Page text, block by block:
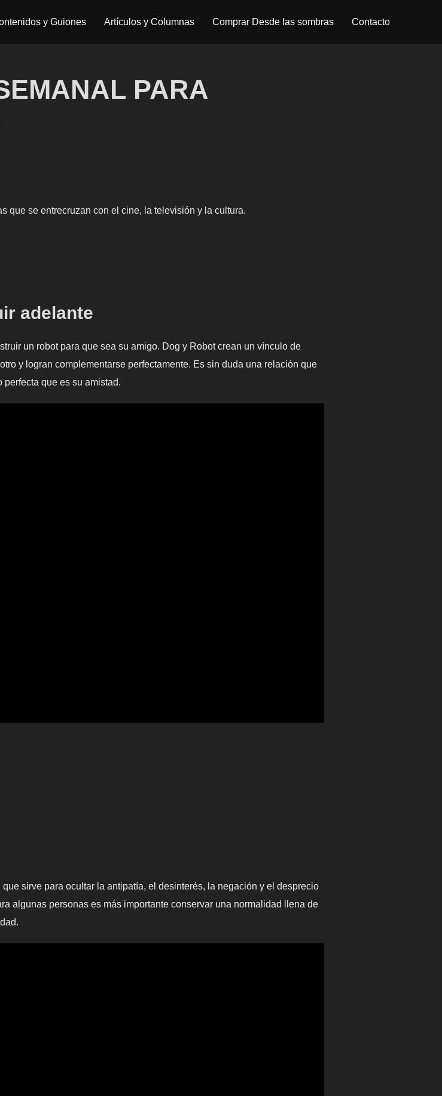
y Guiones Artículos y Columnas Comprar Desde las sombras Contacto
PARA
que se entrecruzan con el cine, la televisión y la cultura.
adelante
un robot para que sea su amigo. Dog y Robot crean un vínculo de
y logran complementarse perfectamente. Es sin duda una relación que
perfecta que es su amistad.
sirve para ocultar la antipatía, el desinterés, la negación y el desprecio
algunas personas es más importante conservar una normalidad llena de